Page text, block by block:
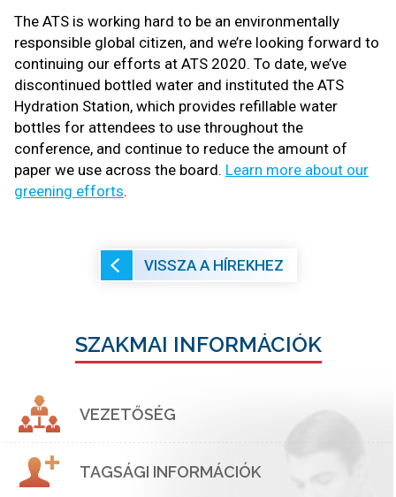
The ATS is working hard to be an environmentally
responsible global citizen, and we’re looking forward to
continuing our efforts at ATS 2020. To date, we’ve
discontinued bottled water and instituted the ATS
Hydration Station, which provides refillable water
bottles for attendees to use throughout the
conference, and continue to reduce the amount of
paper we use across the board. Learn more about our
greening efforts.
VISSZA A HÍREKHEZ
SZAKMAI INFORMÁCIÓK
VEZETŐSÉG
TAGSÁGI INFORMÁCIÓK